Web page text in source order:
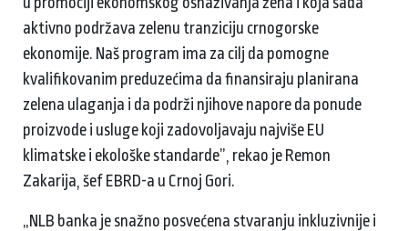
aktivno podržava zelenu tranziciju crnogorske
ekonomije. Naš program ima za cilj da pomogne
kvalifikovanim preduzećima da finansiraju planirana
zelena ulaganja i da podrži njihove napore da ponude
proizvode i usluge koji zadovoljavaju najviše EU
klimatske i ekološke standarde”, rekao je Remon
Zakarija, šef EBRD-a u Crnoj Gori.
„NLB banka je snažno posvećena stvaranju inkluzivnije i